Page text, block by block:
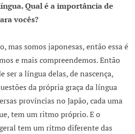
Qual é a importância de
vocês?
mas somos japonesas, então essa é
e mais compreendemos. Então
ser a língua delas, de nascença,
da própria graça da língua
províncias no Japão, cada uma
tem um ritmo próprio. E o
tem um ritmo diferente das